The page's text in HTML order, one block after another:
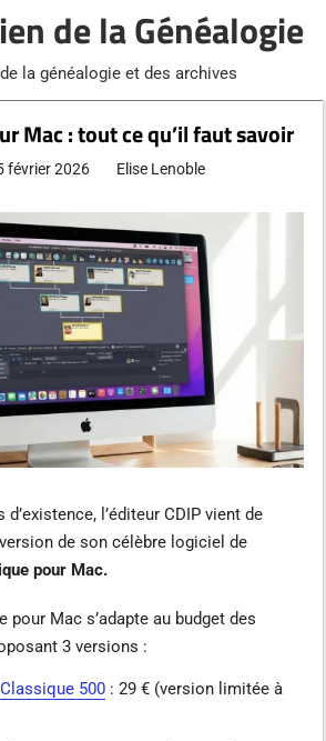
de la Généalogie
la généalogie et des archives
Mac : tout ce qu’il faut savoir
février 2026 Elise Lenoble
l’éditeur CDIP vient de
de son célèbre logiciel de
pour Mac.
pour Mac s’adapte au budget des
3 versions :
500 : 29 € (version limitée à